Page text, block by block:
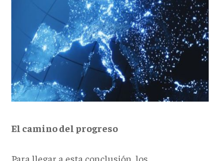
El camino del progreso
Para llegar a esta conclusión, los